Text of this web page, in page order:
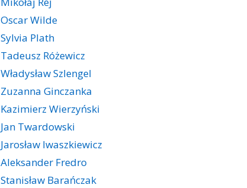
Oscar Wilde
Sylvia Plath
Tadeusz Różewicz
Władysław Szlengel
Zuzanna Ginczanka
Kazimierz Wierzyński
Jan Twardowski
Jarosław Iwaszkiewicz
Aleksander Fredro
Stanisław Barańczak